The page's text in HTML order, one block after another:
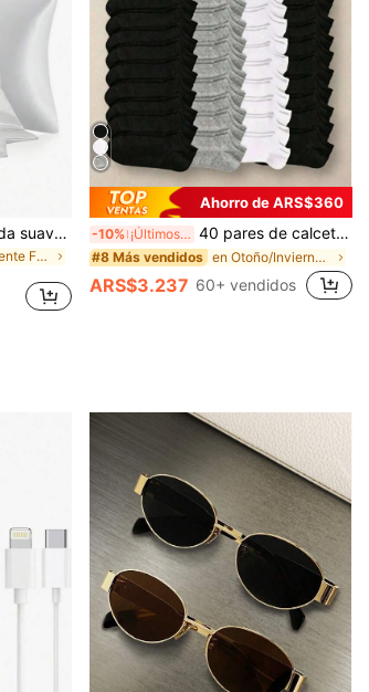
Funda de almohada de seda suave y lujosa - Transpirable, amigable con la piel, sensación fresca, unicolor con cierre de sobre - Funda de almohada de seda lavada lavable a máquina, funda de almohada de seda de hielo, satén de seda, seda sintética, regalo de Navidad, hogar estético
en Diariamente Funda de cojín
Ahorro de ARS$360
-10% ¡Últimos 2 días 40 pares de calcetines deportivos unisex para pareja, calcetines invisibles tipo barco, regalo de primavera/verano. (1/5/10/15/30 pares), comodidad todo el día
#8 Más vendidos en Otoño/Invierno Calcetines tobilleros para mujer
ARS$3.237 60+ vendidos